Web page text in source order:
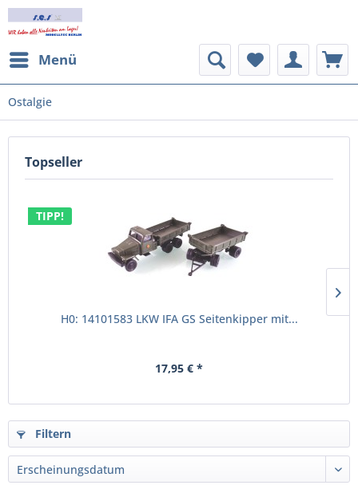
Menü
Ostalgie
Topseller
TIPP!
H0: 14101583 LKW IFA GS Seitenkipper mit...
17,95 € *
Filtern